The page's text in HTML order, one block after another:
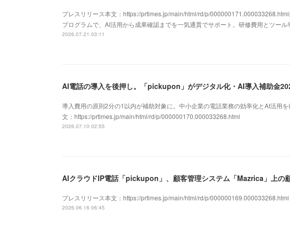
プレスリリース本文：https://prtimes.jp/main/html/rd/p/
プログラムで、AI活用から成果確認までを一気通貫でサポート。研修費用とツール
2026.07.21 03:11
導入費用の原則2分の1以内が補助対象に。中小企業の電話業務の効率化とAI活用
文：https://prtimes.jp/main/html/rd/p/000000170.000033268.html
2026.07.10 02:55
プレスリリース本文：https://prtimes.jp/main/html/rd/p/000000169.000033268.html
2026.06.16 06:45